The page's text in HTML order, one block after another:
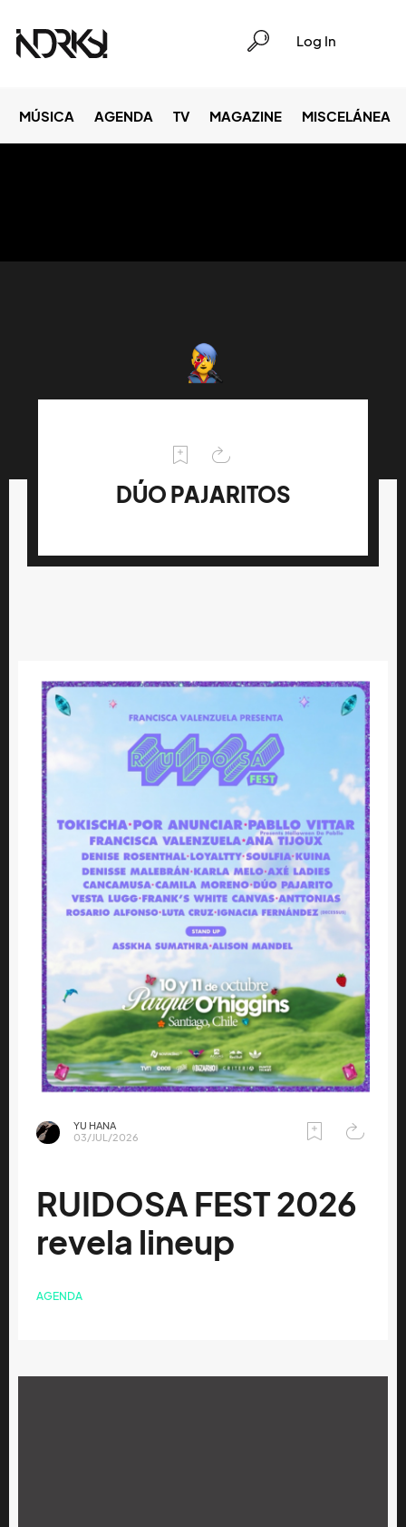
Log In
MÚSICA AGENDA TV MAGAZINE MISCELÁNEA
DÚO PAJARITOS
YU HANA
03/JUL/2026
RUIDOSA FEST 2026
revela lineup
AGENDA